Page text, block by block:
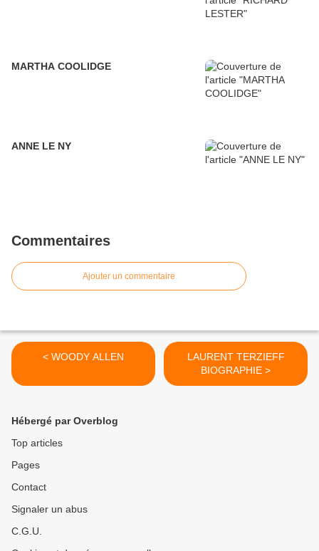
MARTHA COOLIDGE
ANNE LE NY
Commentaires
Ajouter un commentaire
< WOODY ALLEN
LAURENT TERZIEFF
BIOGRAPHIE >
Hébergé par Overblog
Top articles
Pages
Contact
Signaler un abus
C.G.U.